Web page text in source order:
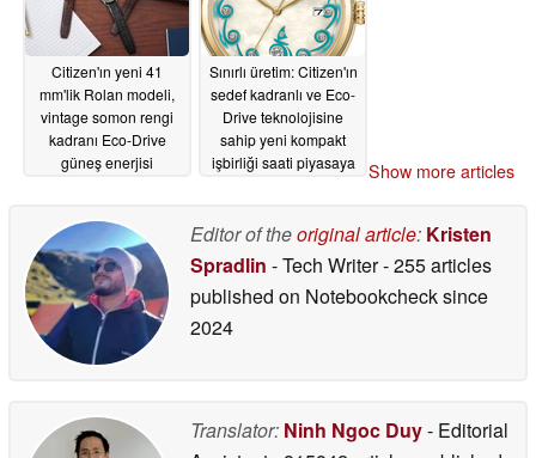
Citizen'ın yeni 41
mm'lik Rolan modeli,
vintage somon rengi
kadranı Eco-Drive
güneş enerjisi
Sınırlı üretim: Citizen'ın
sedef kadranlı ve Eco-
Drive teknolojisine
sahip yeni kompakt
işbirliği saati piyasaya
Show more articles
Editor of theoriginal article: Kristen
Spradlin - Tech Writer- 255 articles
published on Notebookchecksince
2024
Translator: Ninh Ngoc Duy- Editorial